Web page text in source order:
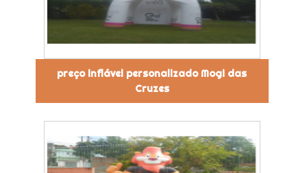
preço inflável personalizado Mogi das
Cruzes